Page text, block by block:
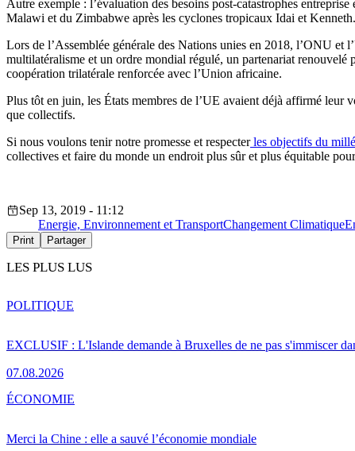
Autre exemple : l’évaluation des besoins post-catastrophes
Malawi et du Zimbabwe après les cyclones tropicaux Idai et
Lors de l’Assemblée générale des Nations unies en 2018, l’ONU et
multilatéralisme et un ordre mondial régulé, un partenariat
coopération trilatérale renforcée avec l’Union africaine.
Plus tôt en juin, les États membres de l’UE avaient déjà affirmé leur
que collectifs.
Si nous voulons tenir notre promesse et respecterles objectifs du
collectives et faire du monde un endroit plus sûr et plus équitable
Sep 13, 2019 - 11:12
Energie, Environnement et TransportChangement Climatique
Print Partager
LES PLUS LUS
EXCLUSIF : L'Islande demande à Bruxelles de ne pas s'immiscer
07.08.2026
POLITIQUE
Merci la Chine : elle a sauvé l’économie mondiale
ÉCONOMIE